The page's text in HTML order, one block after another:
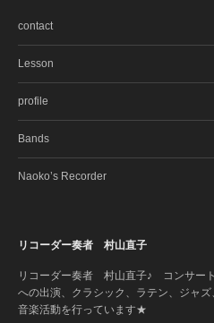
contact
Lesson
profile
Bands
Naoko’s Recorder
リコーダー奏者 村山直子
リコーダー奏者 村山直子♪ コンサー
への出演、クラシック、ラテン、ジャ
音楽活動を行っています★